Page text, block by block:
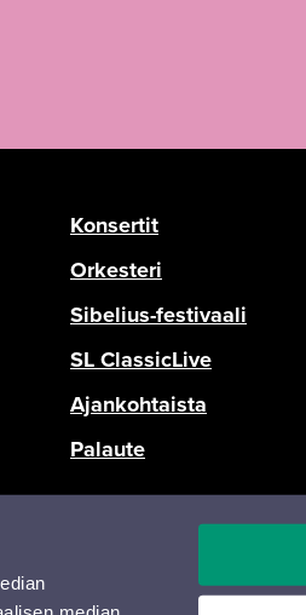
Konsertit
Orkesteri
Sibelius-festivaali
SL ClassicLive
Ajankohtaista
Palaute
Opas Online